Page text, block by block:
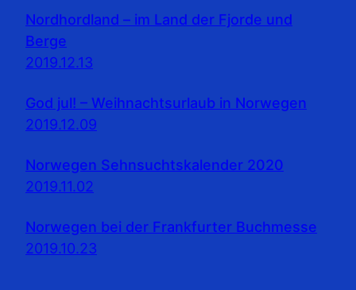
Nordhordland – im Land der Fjorde und
Berge
2019.12.13
God jul! – Weihnachtsurlaub in Norwegen
2019.12.09
Norwegen Sehnsuchtskalender 2020
2019.11.02
Norwegen bei der Frankfurter Buchmesse
2019.10.23